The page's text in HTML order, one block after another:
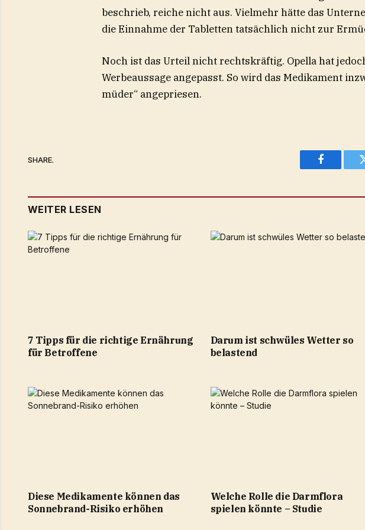
beschrieb, reiche nicht aus. Vielmehr hätte das
die Einnahme der Tabletten tatsächlich nicht zur
Noch ist das Urteil nicht rechtskräftig. Opella hat
Werbeaussage angepasst. So wird das Medikament
müder“ angepriesen.
SHARE.
Facebook
WEITER LESEN
7 Tipps für die richtige Ernährung
für Betroffene
Darum ist schwüles Wetter so
belastend
Diese Medikamente können das
Sonnebrand-Risiko erhöhen
Welche Rolle die Darmflora
spielen könnte – Studie